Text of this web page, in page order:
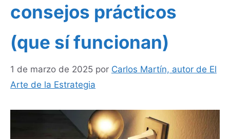
consejos prácticos
(que sí funcionan)
1 de marzo de 2025 por Carlos Martín, autor de El
Arte de la Estrategia